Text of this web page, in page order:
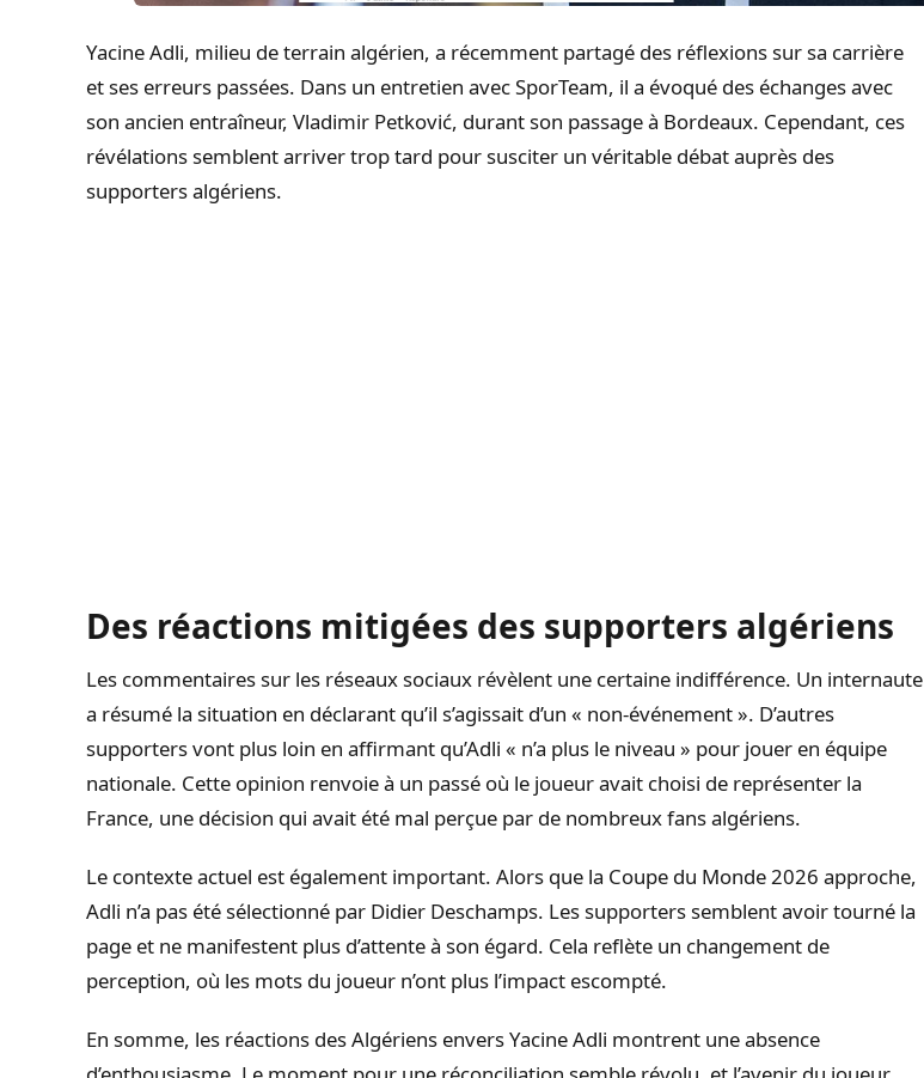
Yacine Adli, milieu de terrain algérien, a récemment partagé des réflexions sur sa carrière
et ses erreurs passées. Dans un entretien avec SporTeam, il a évoqué des échanges avec
son ancien entraîneur, Vladimir Petković, durant son passage à Bordeaux. Cependant, ces
révélations semblent arriver trop tard pour susciter un véritable débat auprès des
supporters algériens.
Des réactions mitigées des supporters algériens
Les commentaires sur les réseaux sociaux révèlent une certaine indifférence. Un internaute
a résumé la situation en déclarant qu’il s’agissait d’un « non-événement ». D’autres
supporters vont plus loin en affirmant qu’Adli « n’a plus le niveau » pour jouer en équipe
nationale. Cette opinion renvoie à un passé où le joueur avait choisi de représenter la
France, une décision qui avait été mal perçue par de nombreux fans algériens.
Le contexte actuel est également important. Alors que la Coupe du Monde 2026 approche,
Adli n’a pas été sélectionné par Didier Deschamps. Les supporters semblent avoir tourné la
page et ne manifestent plus d’attente à son égard. Cela reflète un changement de
perception, où les mots du joueur n’ont plus l’impact escompté.
En somme, les réactions des Algériens envers Yacine Adli montrent une absence